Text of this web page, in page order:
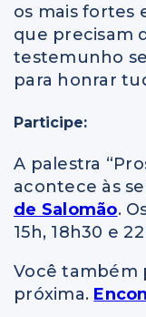
os mais fortes
que precisam
testemunho
para honrar
Participe:
A palestra
acontece às
de Salomão.
15h, 18h30 e
Você também
próxima.